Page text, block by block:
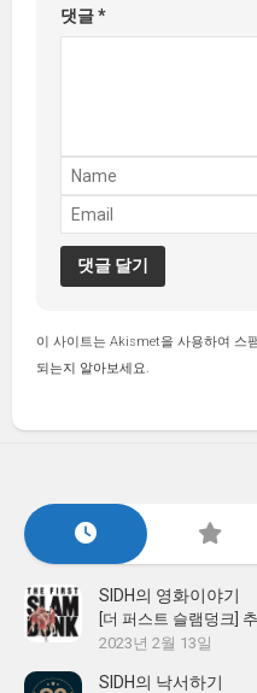
댓글*
이 사이트는 Akismet을 사용하여 스
되는지 알아보세요.
SIDH의 영화이야기
[더 퍼스트 슬램덩크]
2023년 2월 13일
SIDH의 낙서하기